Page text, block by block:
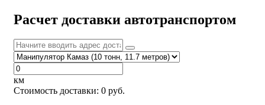
Расчет доставки автотранспортом
км
Стоимость доставки: 0 руб.